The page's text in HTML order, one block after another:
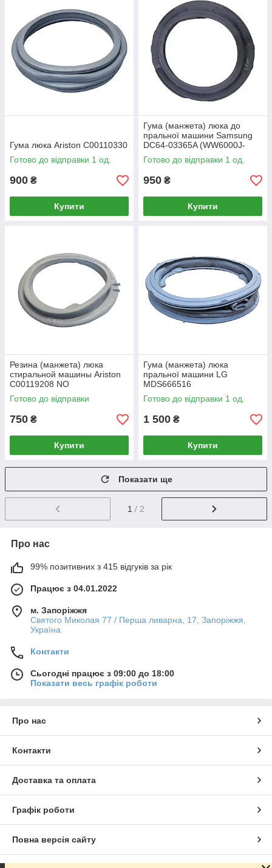
Гума люка Ariston C00110330
Готово до відправки 1 од.
900 ₴
Купити
Гума (манжета) люка до
пральної машини Samsung
DC64-03365A (WW6000J-
VOLGA)
Готово до відправки 1 од.
950 ₴
Купити
Резина (манжета) люка
стиральной машины Ariston
C00119208 NO
Готово до відправки
750 ₴
Купити
Гума (манжета) люка
пральної машини LG
MDS666516
Готово до відправки 1 од.
1 500 ₴
Купити
Показати ще
1 / 2
Про нас
99% позитивних з 415 відгуків за рік
Працює з 04.01.2022
м. Запоріжжя
Святого Миколая 77 / Перша ливарна, 17, Запоріжжя,
Україна
Контакти
Сьогодні працює з 09:00 до 18:00
Показати весь графік роботи
Про нас
Контакти
Доставка та оплата
Графік роботи
Повна версія сайту